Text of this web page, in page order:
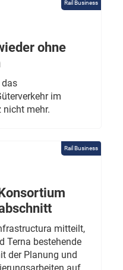
Rail Business
ohne
im
nicht mehr.
Rail Business
mitteilt,
Terna bestehende
der Planung und